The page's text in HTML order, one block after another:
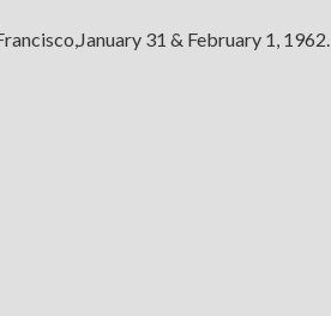
31 & February 1, 1962.